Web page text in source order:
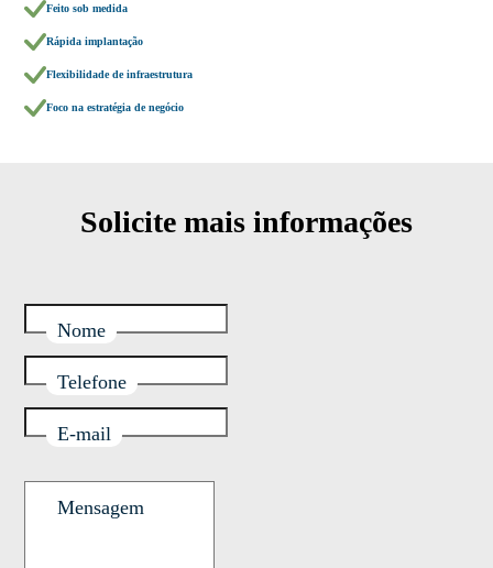
Feito sob medida
Rápida implantação
Flexibilidade de infraestrutura
Foco na estratégia de negócio
Solicite mais informações
Nome
Telefone
E-mail
Mensagem